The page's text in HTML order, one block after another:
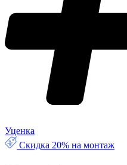
Уценка
Скидка 20% на монтаж